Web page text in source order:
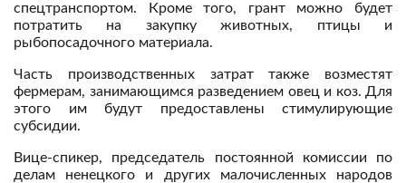
спецтранспортом. Кроме того, грант можно будет
потратить на закупку животных, птицы и
рыбопосадочного материала.
Часть производственных затрат также возместят
фермерам, занимающимся разведением овец и коз. Для
этого им будут предоставлены стимулирующие
субсидии.
Вице-спикер, председатель постоянной комиссии по
делам ненецкого и других малочисленных народов